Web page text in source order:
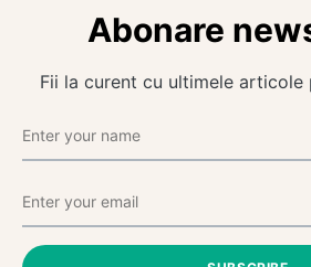
Abonare
Fii la curent cu ultimele